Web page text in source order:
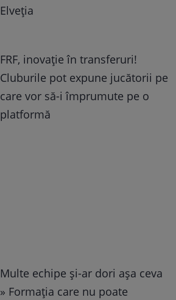
Elveția
FRF, inovație în transferuri!
Cluburile pot expune jucătorii pe
care vor să-i împrumute pe o
platformă
Multe echipe și-ar dori așa ceva
» Formația care nu poate